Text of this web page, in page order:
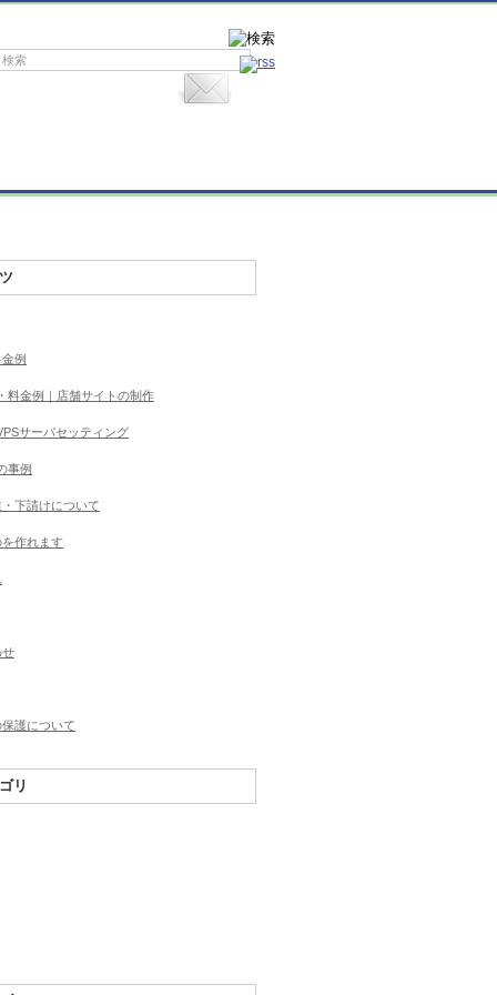
例
料金例｜店舗サイトの制作
サーバセッティング
事例
下請けについて
作れます
せ
護について
リ